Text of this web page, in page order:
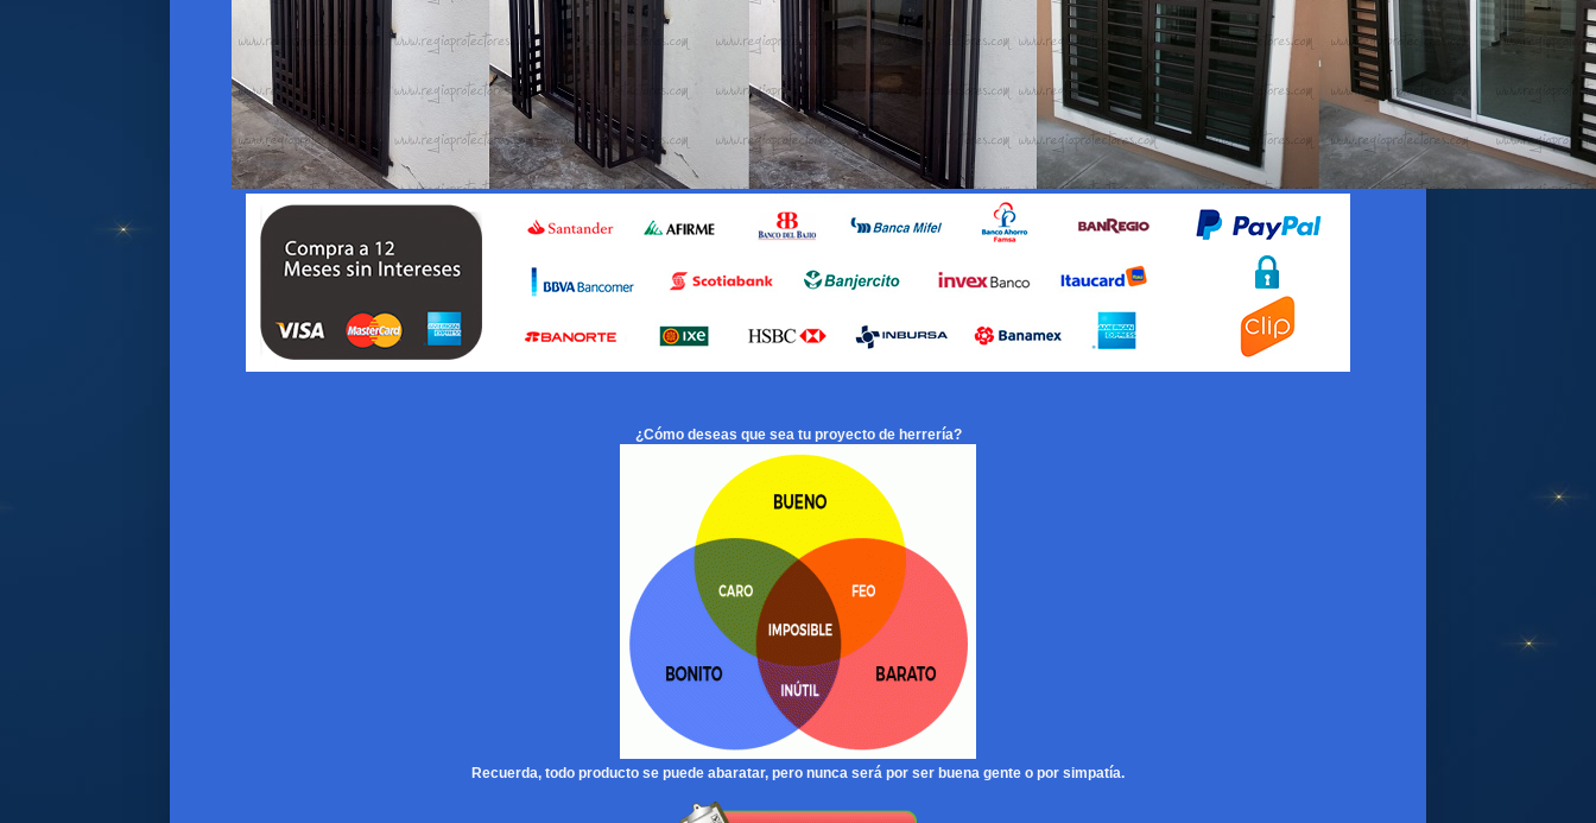
¿Cómo deseas que sea tu proyecto de herrería?
Recuerda, todo producto se puede abaratar, pero nunca será por ser buena gente o por simpatía.